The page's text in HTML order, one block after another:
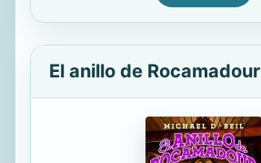
El anillo de Rocamadour